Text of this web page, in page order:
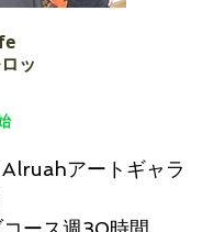
ッ
アートギャラ